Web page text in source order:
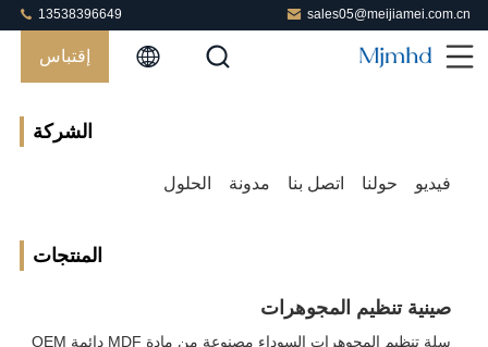
sales05@meijiamei.com.cn
13538396649
إقتباس
الشركة
فيديو حولنا اتصل بنا مدونة الحلول
المنتجات
صينية تنظيم المجوهرات
سلة تنظيم المجوهرات السوداء مصنوعة من مادة MDF دائمة OEM